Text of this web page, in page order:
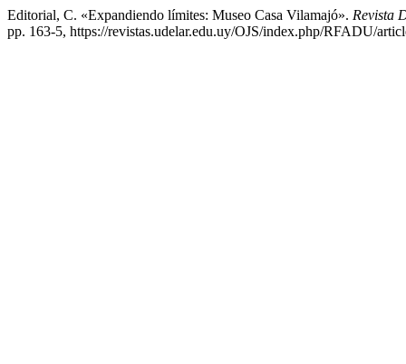
Editorial, C. «Expandiendo límites: Museo Casa Vilamajó». Revista
pp. 163-5, https://revistas.udelar.edu.uy/OJS/index.php/RFADU/